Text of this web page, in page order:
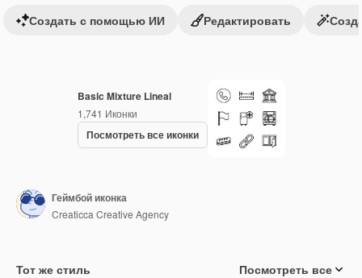
Basic Mixture Lineal
1,741 Иконки
Посмотреть все иконки
Создать с помощью ИИ Редактировать
Геймбой иконка
Creaticca Creative Agency
Тот же стиль Посмотреть все